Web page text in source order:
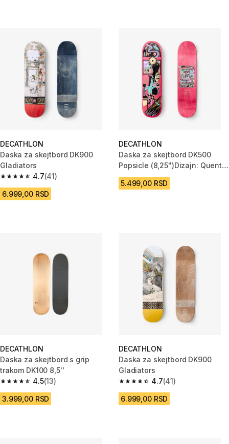
DECATHLON
Daska za skejtbord DK900
Gladiators
4.7
4.7 od 5 zvezdica from 41 Recenzije
(41)
6.999,00 RSD
DECATHLON
Daska za skejtbord DK500
Popsicle (8,25")Dizajn: Quentin
Caillat
5.499,00 RSD
DECATHLON
Daska za skejtbord s grip
trakom DK100 8,5''
4.5
4.5 od 5 zvezdica from 13 Recenzije
(13)
3.999,00 RSD
DECATHLON
Daska za skejtbord DK900
Gladiators
4.7
4.7 od 5 zvezdica from 41
(41)
6.999,00 RSD